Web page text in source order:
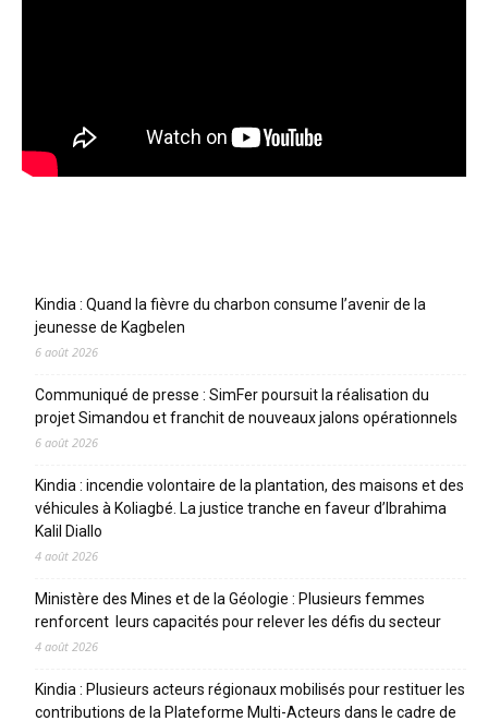
Kindia : Quand la fièvre du charbon consume l’avenir de la
jeunesse de Kagbelen
6 août 2026
Communiqué de presse : SimFer poursuit la réalisation du
projet Simandou et franchit de nouveaux jalons opérationnels
6 août 2026
Kindia : incendie volontaire de la plantation, des maisons et des
véhicules à Koliagbé. La justice tranche en faveur d’Ibrahima
Kalil Diallo
4 août 2026
Ministère des Mines et de la Géologie : Plusieurs femmes
renforcent leurs capacités pour relever les défis du secteur
4 août 2026
Kindia : Plusieurs acteurs régionaux mobilisés pour restituer les
contributions de la Plateforme Multi-Acteurs dans le cadre de